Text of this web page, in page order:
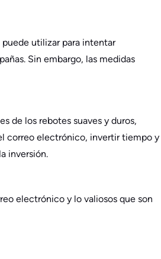
utilizar para intentar
Sin embargo, las medidas
de los rebotes suaves y duros,
correo electrónico, invertir tiempo y
inversión.
electrónico y lo valiosos que son